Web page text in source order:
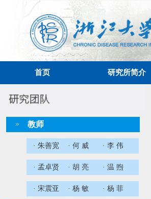
首页 研究所简介
教师
· 朱善宽 · 何 威 · 李 伟
· 孟卓贤 · 胡 亮 · 温 煦
· 宋震亚 · 杨 敏 · 杨 菲